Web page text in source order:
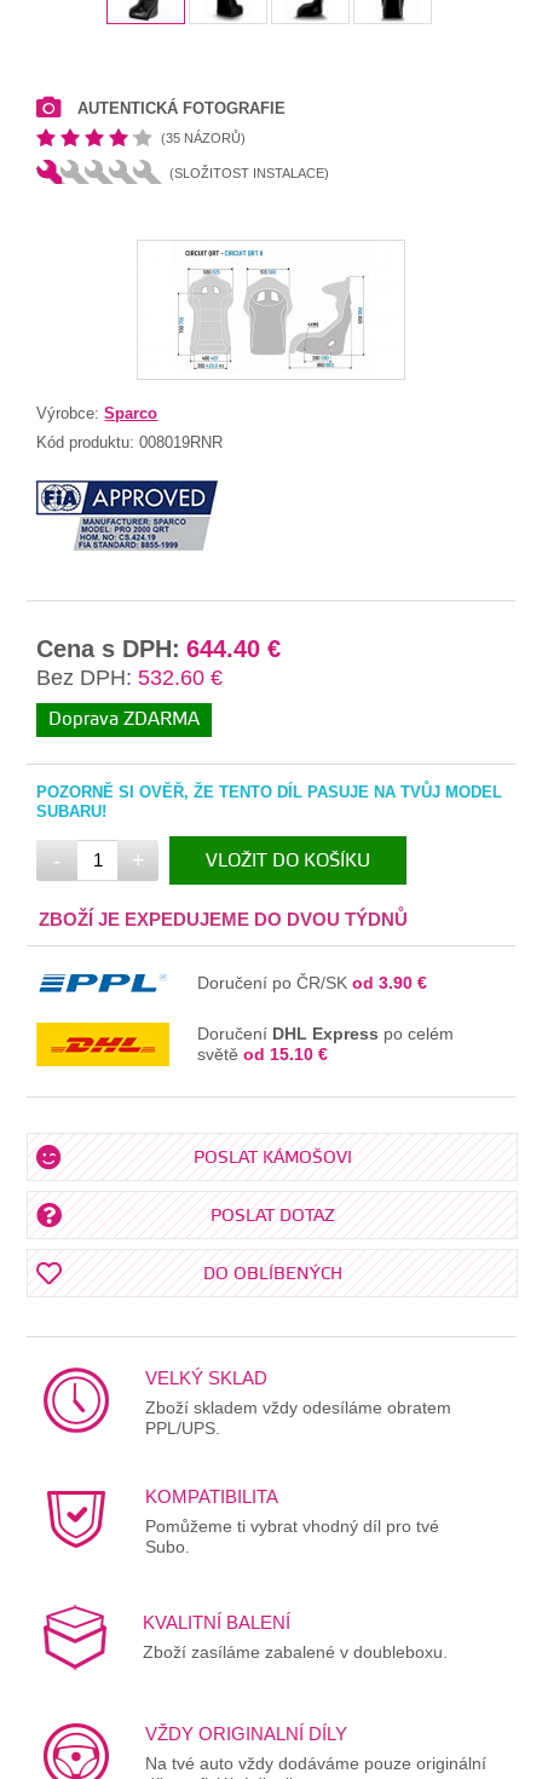
AUTENTICKÁ FOTOGRAFIE
(35 NÁZORŮ)
(SLOŽITOST INSTALACE)
Výrobce:Sparco
Kód produktu:008019RNR
Cena s DPH: 644.40 €
Bez DPH: 532.60 €
Doprava ZDARMA
POZORNĚ SI OVĚŘ, ŽE TENTO DÍL PASUJE NA TVŮJ MODEL
SUBARU!
- + VLOŽIT DO KOŠÍKU
V KOŠÍKU
ZBOŽÍ JE EXPEDUJEME DO DVOU TÝDNŮ
Doručení po ČR/SKod 3.90 €
Doručení DHL Express po celém
světěod 15.10 €
POSLAT KÁMOŠOVI
POSLAT DOTAZ
DO OBLÍBENÝCH
VELKÝ SKLAD
Zboží skladem vždy odesíláme obratem
PPL/UPS.
KOMPATIBILITA
Pomůžeme ti vybrat vhodný díl pro tvé
Subo.
KVALITNÍ BALENÍ
Zboží zasíláme zabalené v doubleboxu.
VŽDY ORIGINALNÍ DÍLY
Na tvé auto vždy dodáváme pouze originální